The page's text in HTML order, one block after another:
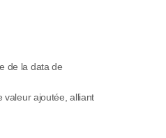
de la data de
valeur ajoutée, alliant